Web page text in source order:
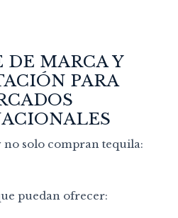
DE MARCA Y
PARA
solo compran tequila:
puedan ofrecer: